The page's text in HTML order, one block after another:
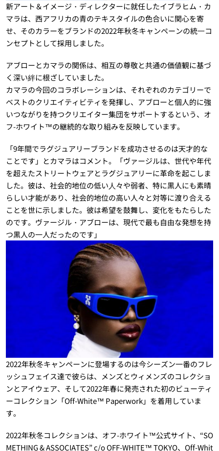
新アート＆イメージ・ディレクターに就任したイブラヒム・カ
マラは、西アフリカの青のテキスタイルの色合いに関心を寄
せ、そのカラーをブランドの2022年秋冬キャンペーンの統⼀コ
ンセプトとして採用しました。
アブローとカマラの関係は、相互の尊敬と共通の価値観に基づ
く深い絆に根ざしていました。
カマラの今回のコラボレーションは、それぞれのカテゴリーで
ベストのクリエイティビティを発揮し、アブローと個人的に強
いつながりを持つクリエイター集団をサポートするという、オ
フ-ホワイト™の継続的な取り組みを反映しています。
「9年間でラグジュアリーブランドを成功させるのは天才的な
ことです」とカマラはコメント。「ヴァージルは、世代や年代
を超えたストリートウェアとラグジュアリーに革命を起こしま
した。彼は、社会的地位の低い⼈々や弱者、特に黒人にも素晴
らしい才能があり、社会的地位の高い人々と対等に渡り合える
ことを世に示しました。彼は希望を鼓舞し、変化をもたらした
のです。ヴァージル・アブローは、現代で最も自由な発想を持
つ黒人の一人だったのです」
2022年秋冬キャンペーンに登場するのは今シーズン一番のフレ
ッシュフェイス達で彼らは、メンズとウィメンズのコレクショ
ンとアイウェア、そして2022年春に発売された初のビューティ
ーコレクション「Off-White™ Paperwork」を着用していま
す。
2022年秋冬コレクションは、オフ-ホワイト™公式サイト、“SO
METHING & ASSOCIATES” c/o OFF-WHITE™ TOKYO、Off-Whit